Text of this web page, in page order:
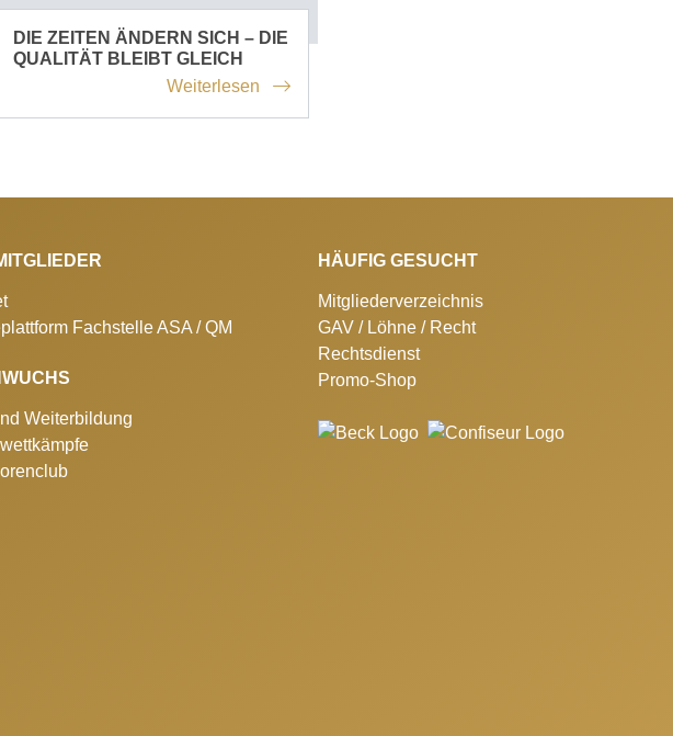
DIE ZEITEN ÄNDERN SICH – DIE
QUALITÄT BLEIBT GLEICH
Weiterlesen
Fachstelle ASA / QM
Weiterbildung
HÄUFIG GESUCHT
Mitgliederverzeichnis
GAV / Löhne / Recht
Rechtsdienst
Promo-Shop